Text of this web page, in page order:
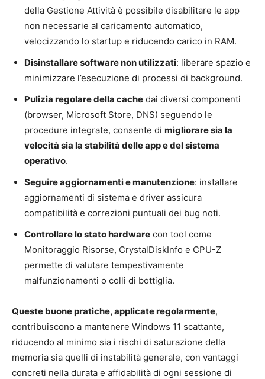
della Gestione Attività è possibile disabilitare le app
non necessarie al caricamento automatico,
velocizzando lo startup e riducendo carico in RAM.
Disinstallare software non utilizzati: liberare spazio e
minimizzare l’esecuzione di processi di background.
Pulizia regolare della cache dai diversi componenti
(browser, Microsoft Store, DNS) seguendo le
procedure integrate, consente di migliorare sia la
velocità sia la stabilità delle app e del sistema
operativo.
Seguire aggiornamenti e manutenzione: installare
aggiornamenti di sistema e driver assicura
compatibilità e correzioni puntuali dei bug noti.
Controllare lo stato hardware con tool come
Monitoraggio Risorse, CrystalDiskInfo e CPU-Z
permette di valutare tempestivamente
malfunzionamenti o colli di bottiglia.
Queste buone pratiche, applicate regolarmente,
contribuiscono a mantenere Windows 11 scattante,
riducendo al minimo sia i rischi di saturazione della
memoria sia quelli di instabilità generale, con vantaggi
concreti nella durata e affidabilità di ogni sessione di